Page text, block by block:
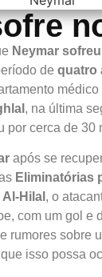
Neymar
de quatro
, na última
por cerca de 30
após se
Eliminatórias
Al-Hilal , o
com um gol e
e rumores sobre
isso possa